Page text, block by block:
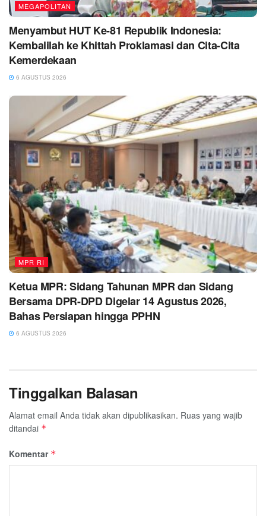
MEGAPOLITAN
Menyambut HUT Ke-81 Republik Indonesia:
Kembalilah ke Khittah Proklamasi dan Cita-Cita
Kemerdekaan
6 AGUSTUS 2026
MPR RI
Ketua MPR: Sidang Tahunan MPR dan Sidang
Bersama DPR-DPD Digelar 14 Agustus 2026,
Bahas Persiapan hingga PPHN
6 AGUSTUS 2026
Tinggalkan Balasan
Alamat email Anda tidak akan dipublikasikan. Ruas yang wajib
ditandai *
Komentar *